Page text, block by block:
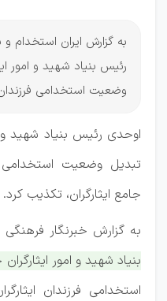
به گزارش ایران استخدام و
رئیس بنیاد شهید و امور
وضعیت استخدامی
اوحدی رئیس بنیاد شهید و
تبدیل وضعیت استخدامی
جامع ایثارگران، تکذیب کرد.
به گزارش خبرنگار فرهنگی
بنیاد شهید و امور
استخدامی فرزندان